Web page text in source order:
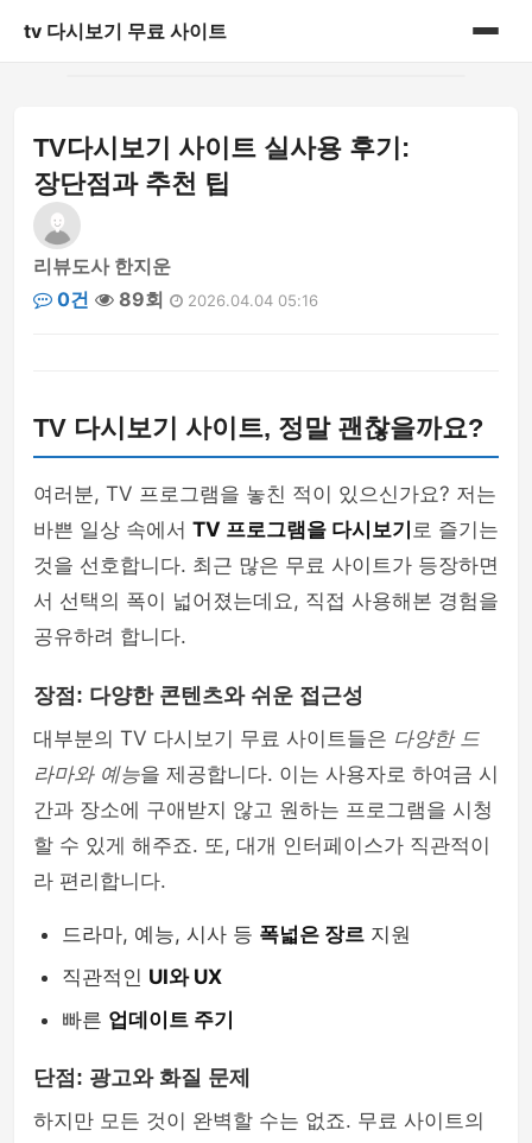
tv 다시보기 무료 사이트
쇼핑
안구정화
일상
TV다시보기 사이트 실사용 후기:
장단점과 추천 팁
리뷰도사 한지운
0건
89회 2026.04.04 05:16
TV 다시보기 사이트, 정말 괜찮을까요?
여러분, TV 프로그램을 놓친 적이 있으신가요? 저는
바쁜 일상 속에서 TV 프로그램을 다시보기 로 즐기는
것을 선호합니다. 최근 많은 무료 사이트가 등장하면
서 선택의 폭이 넓어졌는데요, 직접 사용해본 경험을
공유하려 합니다.
장점: 다양한 콘텐츠와 쉬운 접근성
대부분의 TV 다시보기 무료 사이트들은 다양한 드
라마와 예능을 제공합니다. 이는 사용자로 하여금 시
간과 장소에 구애받지 않고 원하는 프로그램을 시청
할 수 있게 해주죠. 또, 대개 인터페이스가 직관적이
라 편리합니다.
드라마, 예능, 시사 등 폭넓은 장르 지원
직관적인 UI와 UX
빠른 업데이트 주기
단점: 광고와 화질 문제
하지만 모든 것이 완벽할 수는 없죠. 무료 사이트의